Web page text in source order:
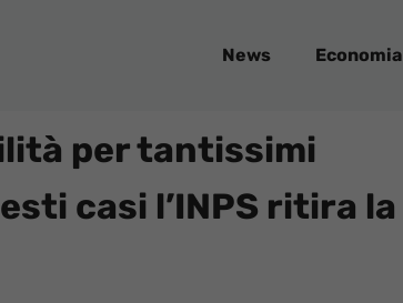
News Economia
per tantissimi
casi l’INPS ritira la